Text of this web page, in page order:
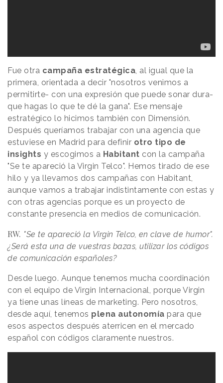
Fue otra campaña estratégica, al igual que la
primera, orientada a decir "nosotros venimos a
permitirte- con una expresión que puede sonar dura-
que hagas lo que te dé la gana". Ese mensaje
estratégico lo hicimos también con Dimensión.
Después queríamos trabajar con una agencia que
estuviese en Madrid para definir otro tipo de
insights y escogimos a Habitant con la campaña
"Se te apareció la Virgin Telco". Hemos tirado de ese
hilo y ya llevamos dos campañas con Habitant,
aunque vamos a trabajar indistintamente con estas y
con otras agencias porque es un proyecto de
constante presencia en medios de comunicación.
RW. "Se te apareció la Virgin Telco, en clave de humor".
¿Será esta una de vuestras bazas, utilizar los códigos
de comunicación españoles?
Desde luego. Aunque tenemos mucha coordinación
con el equipo de Virgin Internacional, porque Virgin
ya tiene unas líneas de marketing. Pero nosotros,
desde aquí, tenemos plena autonomía para que
esos aspectos después aterricen en el mercado
español con códigos claramente nuestros.